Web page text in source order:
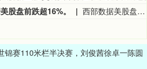
股盘前跌超16%。 西部数据美股盘前跌超16%。
锦赛110米栏半决赛，刘俊茜徐卓一陈圆